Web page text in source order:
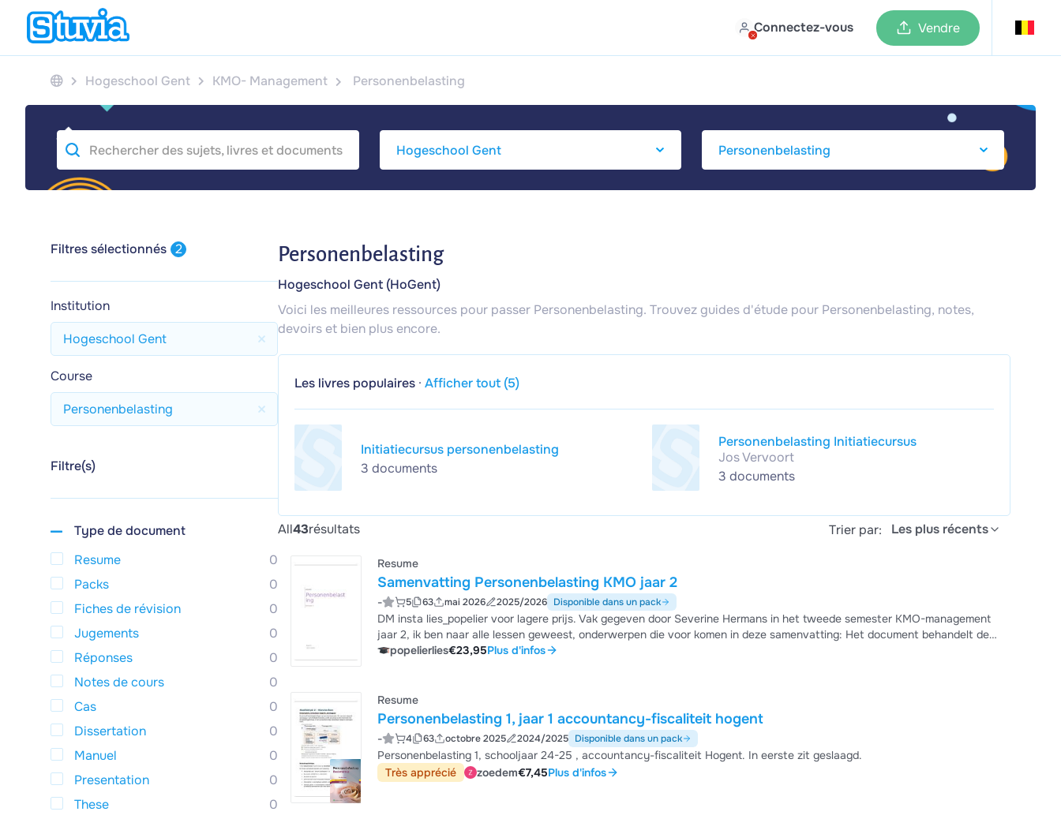
Connectez-vous Vendre
Hogeschool Gent KMO- Management Personenbelasting
Filtres sélectionnés 2
Institution
Hogeschool Gent
Course
Personenbelasting
Filtre(s)
Type de document
Resume
0
Packs
0
Fiches de révision
0
Jugements
0
Réponses
0
Notes de cours
0
Cas
0
Dissertation
0
Manuel
0
Presentation
0
These
0
Personenbelasting
Hogeschool Gent (HoGent)
Voici les meilleures ressources pour passer Personenbelasting. Trouvez guides d'étude pour Personenbelasting, notes,
devoirs et bien plus encore.
Les livres populaires · Afficher tout (5)
Initiatiecursus personenbelasting
3 documents
Personenbelasting Initiatiecursus
Jos Vervoort
3 documents
All43résultats Trier par: Les plus récents
Resume
Samenvatting Personenbelasting KMO jaar 2
- 5 63 mai 2026 2025/2026 Disponible dans un pack
DM insta lies_popelier voor lagere prijs. Vak gegeven door Severine Hermans in het tweede semester KMO-management
jaar 2, ik ben naar alle lessen geweest, onderwerpen die voor komen in deze samenvatting: Het document behandelt de
fundamenten van het Belgische belastingstelsel, directe en indirecte belastingen, en specifieke regelingen rond
popelierlies€23,95Plus d'infos
Resume
Personenbelasting 1, jaar 1 accountancy-fiscaliteit hogent
- 4 63 octobre 2025 2024/2025 Disponible dans un pack
Personenbelasting 1, schooljaar 24-25 , accountancy-fiscaliteit Hogent. In eerste zit geslaagd.
Très apprécié
zoedem€7,45Plus d'infos